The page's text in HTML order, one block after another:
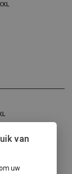
van
uw